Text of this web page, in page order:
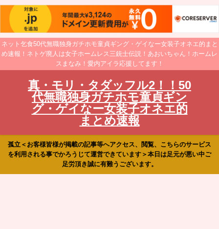
ネット乞食50代無職独身ガチホモ童貞ギング・ゲイなー女装子オネエ的まと
め速報！ネトゲ廃人は女子ホームレス三銃士伝説！あおいちゃん！ホームレ
スまなみ！愛内アイラ応援してます！
真・モリ・タダッフル2！！50
代無職独身ガチホモ童貞ギン
グ・ゲイなー女装子オネエ的
まとめ速報
孤立＜お客様皆様が掲載の記事等へアクセス、閲覧、こちらのサービス
を利用される事でかろうじて運営できています＞本日は足元が悪い中ご
足労頂き誠に有難うございます。